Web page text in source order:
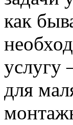
как
услугу
для